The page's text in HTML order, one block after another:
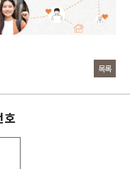
목록
호